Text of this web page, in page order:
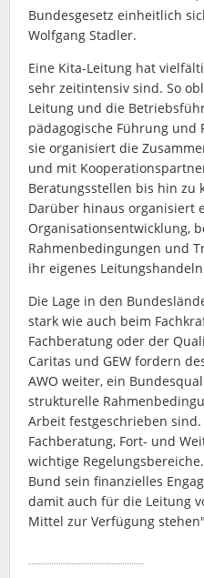
Bundesgesetz einheitlich
Wolfgang Stadler.
Eine Kita-Leitung hat
sehr zeitintensiv sind. So
Leitung und die
pädagogische Führung und
sie organisiert die
und mit
Beratungsstellen bis hin zu
Darüber hinaus organisiert
Organisationsentwicklung,
Rahmenbedingungen und
ihr eigenes
Die Lage in den
stark wie auch beim
Fachberatung oder der
Caritas und GEW fordern
AWO weiter, ein
strukturelle
Arbeit festgeschrieben
Fachberatung, Fort- und
wichtige
Bund sein finanzielles
damit auch für die Leitung
Mittel zur Verfügung